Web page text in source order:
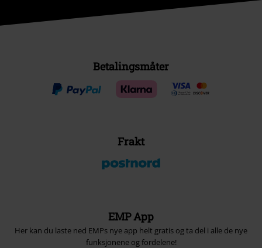
Betalingsmåter
Frakt
EMP App
Her kan du laste ned EMPs nye app helt gratis og ta del i alle de nye
funksjonene og fordelene!